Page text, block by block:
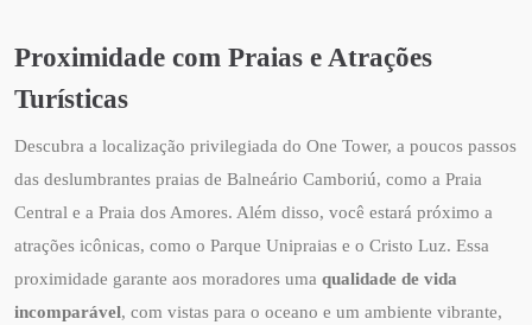
Proximidade com Praias e Atrações
Turísticas
Descubra a localização privilegiada do One Tower, a poucos passos
das deslumbrantes praias de Balneário Camboriú, como a Praia
Central e a Praia dos Amores. Além disso, você estará próximo a
atrações icônicas, como o Parque Unipraias e o Cristo Luz. Essa
proximidade garante aos moradores uma qualidade de vida
incomparável, com vistas para o oceano e um ambiente vibrante,